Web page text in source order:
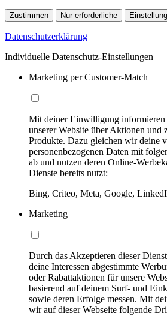
Zustimmen Nur erforderliche
Datenschutzerklärung
Individuelle Datenschutz-Einstellungen
Marketing per Customer-Match
Mit deiner Einwilligung informieren
unserer Website über Aktionen und
Produkte. Dazu gleichen wir deine
personenbezogenen Daten mit
ab und nutzen deren Online-
Dienste bereits nutzt:
Bing, Criteo, Meta, Google,
Marketing
Durch das Akzeptieren dieser
deine Interessen abgestimmte
oder Rabattaktionen für unsere
basierend auf deinem Surf- und
sowie deren Erfolge messen. Mit
wir auf dieser Webseite folgende